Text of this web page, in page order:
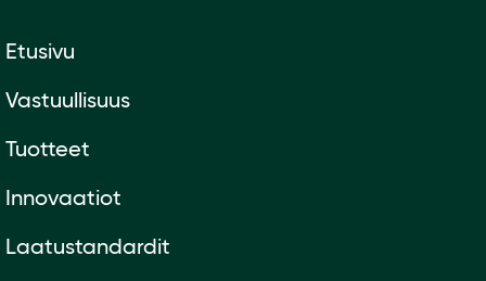
Etusivu
Vastuullisuus
Tuotteet
Innovaatiot
Laatustandardit